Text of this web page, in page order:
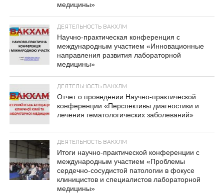
медицины»
ДЕЯТЕЛЬНОСТЬ ВАКХЛМ
Научно-практическая конференция с
международным участием «Инновационные
направления развития лабораторной
медицины»
ДЕЯТЕЛЬНОСТЬ ВАКХЛМ
Отчет о проведении Научно-практической
конференции «Перспективы диагностики и
лечения гематологических заболеваний»
ДЕЯТЕЛЬНОСТЬ ВАКХЛМ
Итоги научно-практической конференции с
международным участием «Проблемы
сердечно-сосудистой патологии в фокусе
клиницистов и специалистов лабораторной
медицины»